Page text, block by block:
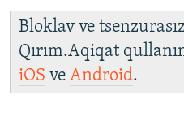
Bloklav ve
Qırım.Aqiqat
iOS ve Android.